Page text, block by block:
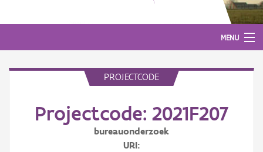
MENU
PROJECTCODE
Projectcode: 2021F207
bureauonderzoek
URI